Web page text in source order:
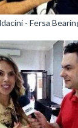
- Fersa